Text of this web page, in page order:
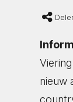
nieuw